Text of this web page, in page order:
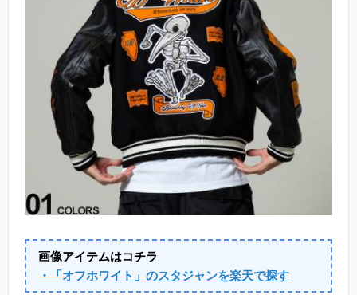
画像アイテムはコチラ
・「オフホワイト」のスタジャンを楽天で探す